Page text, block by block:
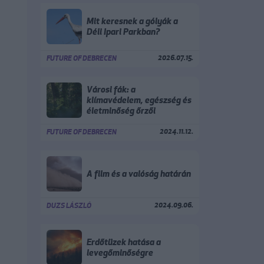
Mit keresnek a gólyák a
Déli Ipari Parkban?
FUTURE OF DEBRECEN 2026.07.15.
Városi fák: a
klímavédelem, egészség és
életminőség őrzői
FUTURE OF DEBRECEN 2024.11.12.
A film és a valóság határán
DUZS LÁSZLÓ 2024.09.06.
Erdőtüzek hatása a
levegőminőségre